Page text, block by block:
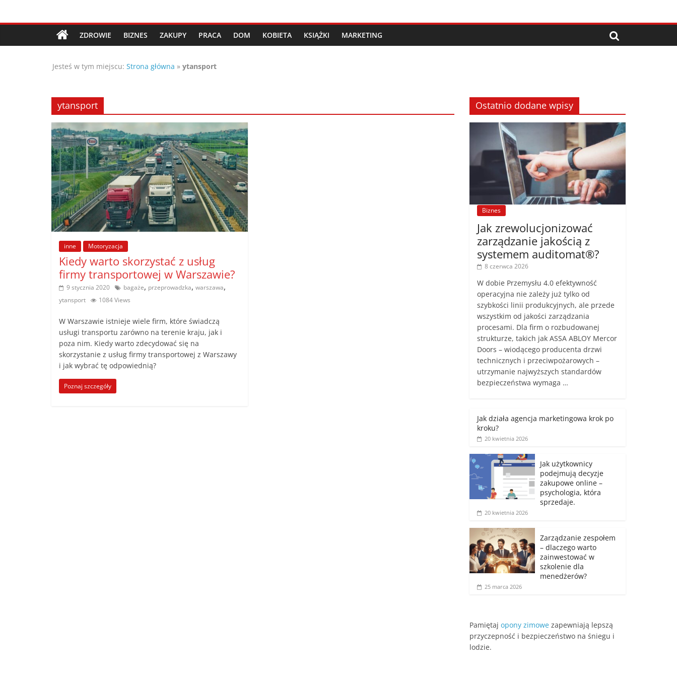
Porady,
wskazówki
oraz
ciekawe
rady
–
poznaj
te
poradniki.
Porady
praktyczne
porady
wskazówki
poradniki
na
każdy
temat
ZDROWIE BIZNES ZAKUPY PRACA DOM KOBIETA KSIĄŻKI MARKETING
Jesteś w tym miejscu: Strona główna » ytansport
ytansport
inne Motoryzacja
Kiedy warto skorzystać z usług
firmy transportowej w Warszawie?
9 stycznia 2020 bagaże, przeprowadzka, warszawa,
ytansport 1084 Views
W Warszawie istnieje wiele firm, które świadczą
usługi transportu zarówno na terenie kraju, jak i
poza nim. Kiedy warto zdecydować się na
skorzystanie z usług firmy transportowej z Warszawy
i jak wybrać tę odpowiednią?
Poznaj szczegóły
Ostatnio dodane wpisy
Biznes
Jak zrewolucjonizować
zarządzanie jakością z
systemem auditomat®?
8 czerwca 2026
W dobie Przemysłu 4.0 efektywność
operacyjna nie zależy już tylko od
szybkości linii produkcyjnych, ale przede
wszystkim od jakości zarządzania
procesami. Dla firm o rozbudowanej
strukturze, takich jak ASSA ABLOY Mercor
Doors – wiodącego producenta drzwi
technicznych i przeciwpożarowych –
utrzymanie najwyższych standardów
bezpieczeństwa wymaga …
Jak działa agencja marketingowa krok po
kroku?
20 kwietnia 2026
Jak użytkownicy
podejmują decyzje
zakupowe online –
psychologia, która
sprzedaje.
20 kwietnia 2026
Zarządzanie zespołem
– dlaczego warto
zainwestować w
szkolenie dla
menedżerów?
25 marca 2026
Pamiętaj opony zimowe zapewniają lepszą
przyczepność i bezpieczeństwo na śniegu i
lodzie.